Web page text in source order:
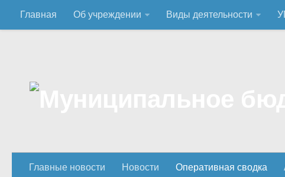
Главная Об учреждении Виды деятельности
Главные новости Новости Оперативная сводка